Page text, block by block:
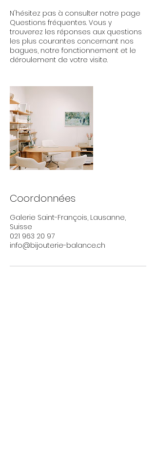
N'hésitez pas à consulter notre page
Questions fréquentes. Vous y
trouverez les réponses aux questions
les plus courantes concernant nos
bagues, notre fonctionnement et le
déroulement de votre visite.
Coordonnées
Galerie Saint-François, Lausanne,
Suisse
021 963 20 97
info@bijouterie-balance.ch